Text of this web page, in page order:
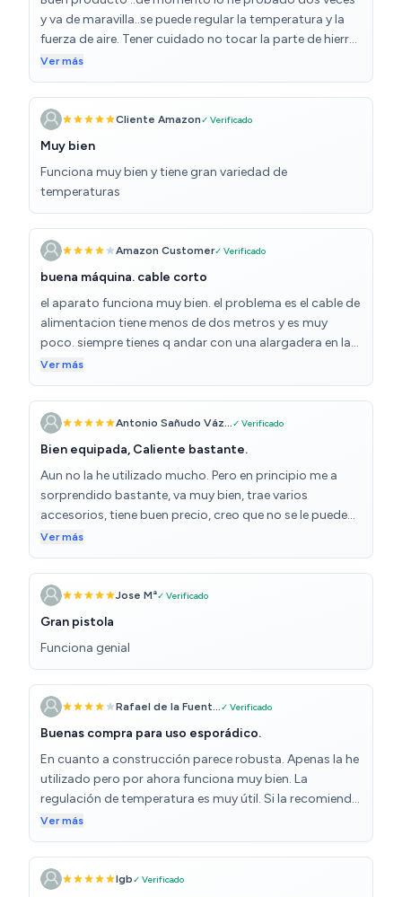
y va de maravilla..se puede regular la temperatura y la
fuerza de aire. Tener cuidado no tocar la parte de hierro
de la pistola cuando lo uses y dejarlo bien que se enfríe
antes de guardarlo
Ver más
Cliente Amazon✓ Verificado
Muy bien
Funciona muy bien y tiene gran variedad de
temperaturas
Amazon Customer✓ Verificado
buena máquina. cable corto
el aparato funciona muy bien. el problema es el cable de
alimentacion tiene menos de dos metros y es muy
poco. siempre tienes q andar con una alargadera en las
manos
Ver más
Antonio Sañudo Váz...✓ Verificado
Bien equipada, Caliente bastante.
Aun no la he utilizado mucho. Pero en principio me a
sorprendido bastante, va muy bien, trae varios
accesorios, tiene buen precio, creo que no se le puede
pedir más.
Ver más
Jose Mª✓ Verificado
Gran pistola
Funciona genial
Rafael de la Fuent...✓ Verificado
Buenas compra para uso esporádico.
En cuanto a construcción parece robusta. Apenas la he
utilizado pero por ahora funciona muy bien. La
regulación de temperatura es muy útil. Si la recomiendo
para un uso no profesional. Como defecto: el cable de
conexión es algo corto y demasiado rígido ganaría
mucho si fuese un cable con cubierta de goma
anticalórica.
Ver más
Igb✓ Verificado